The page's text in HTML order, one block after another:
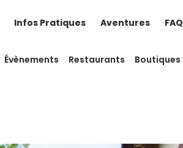
Évènements Restaurants Boutiques
Infos Pratiques Aventures FAQ